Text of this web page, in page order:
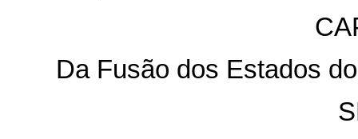
Da Fusão dos Estados